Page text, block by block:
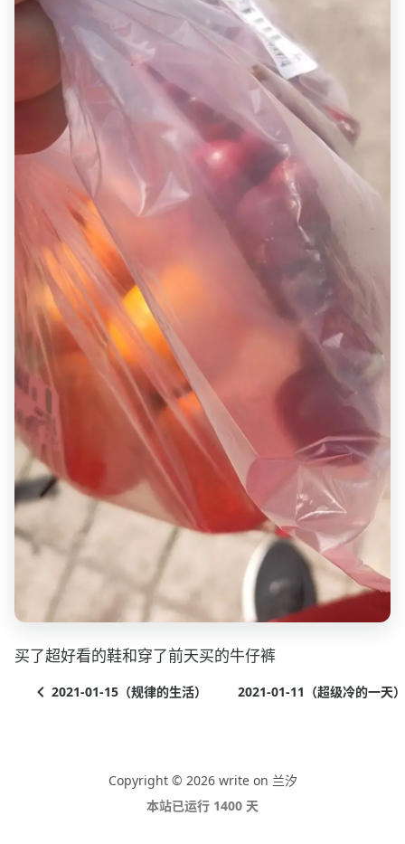
买了超好看的鞋和穿了前天买的牛仔裤
2021-01-15（规律的生活） 2021-01-11（超级冷的一天）
Copyright © 2026 write on 兰汐
本站已运行 1400 天